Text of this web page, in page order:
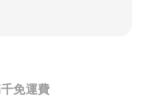
免運費